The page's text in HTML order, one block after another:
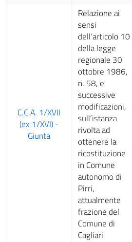
C.C.A. 1/XVII
(ex 1/XVI) -
Giunta
Relazione ai
sensi
dell’articolo 10
della legge
regionale 30
ottobre 1986,
n. 58, e
successive
modificazioni,
sull’istanza
rivolta ad
ottenere la
ricostituzione
in Comune
autonomo di
Pirri,
attualmente
frazione del
Comune di
Cagliari